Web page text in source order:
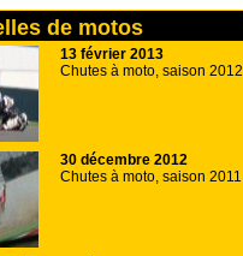
de motos
13 février 2013
Chutes à moto, saison 2012
30 décembre 2012
Chutes à moto, saison 2011